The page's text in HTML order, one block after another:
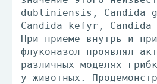
dubliniensis, Candida
Candida kefyr,
При приеме внутрь и
флуконазол проявлял
различных моделях
у животных.